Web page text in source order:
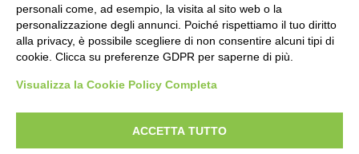
CRONOLOGIA
diritto d’autore, legge 22 aprile 1941 n. 633. I diritti degli autori, degli artisti e
personali come, ad esempio, la visita al sito web o la
personalizzazione degli annunci. Poiché rispettiamo il tuo diritto
alla privacy, è possibile scegliere di non consentire alcuni tipi di
cookie. Clicca su preferenze GDPR per saperne di più.
Visualizza la Cookie Policy Completa
ACCETTA TUTTO